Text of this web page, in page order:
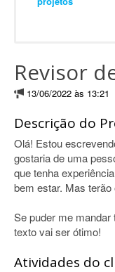
Revisor
13/06/2022 às 13:21
Descrição do
Olá! Estou
gostaria de uma
que tenha
bem estar. Mas terão
Se puder me
texto vai ser ótimo!
Atividades do